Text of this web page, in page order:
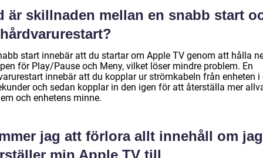
är skillnaden mellan en snabb start
start innebär att du startar om Apple TV genom att hålla
för Play/Pause och Meny, vilket löser mindre problem. En
innebär att du kopplar ur strömkabeln från enheten i
och sedan kopplar in den igen för att återställa mer
och enhetens minne.
jag att förlora allt innehåll om jag
min Apple TV till